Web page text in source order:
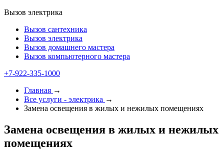
Вызов электрика
Вызов сантехника
Вызов электрика
Вызов домашнего мастера
Вызов компьютерного мастера
+7-922-335-1000
Главная →
Все услуги - электрика →
Замена освещения в жилых и нежилых помещениях
Замена освещения в жилых и нежилых
помещениях